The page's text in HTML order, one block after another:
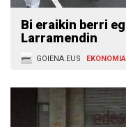
Bi eraikin berri
Larramendin
GOIENA.EUS EKONOMIA